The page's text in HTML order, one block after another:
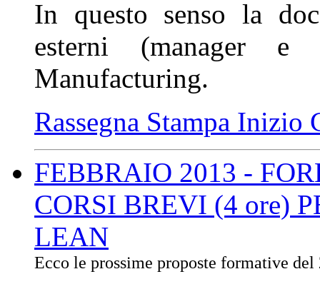
In questo senso la
esterni (manager e
Manufacturing.
Rassegna Stampa
FEBBRAIO 2013 -
CORSI BREVI (4 ore)
LEAN
Ecco le prossime proposte formative del